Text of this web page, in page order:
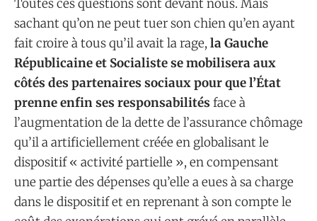
Toutes ces questions sont devant nous. Mais
sachant qu’on ne peut tuer son chien qu’en ayant
fait croire à tous qu’il avait la rage, la Gauche
Républicaine et Socialiste se mobilisera aux
côtés des partenaires sociaux pour que l’État
prenne enfin ses responsabilités face à
l’augmentation de la dette de l’assurance chômage
qu’il a artificiellement créée en globalisant le
dispositif « activité partielle », en compensant
une partie des dépenses qu’elle a eues à sa charge
dans le dispositif et en reprenant à son compte le